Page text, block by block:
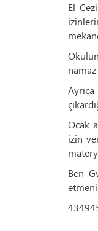
El
Ocak
izin
Ben